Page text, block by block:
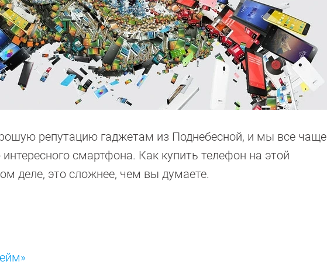
репутацию гаджетам из Поднебесной, и мы все чаще
смартфона. Как купить телефон на этой
деле, это сложнее, чем вы думаете.